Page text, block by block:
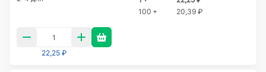
100 +
20,39 ₽
22,25 ₽